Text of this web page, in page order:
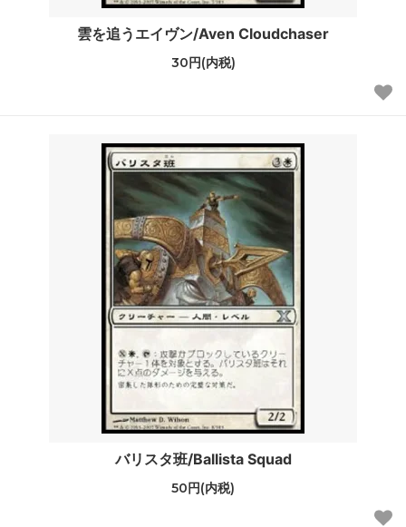
雲を追うエイヴン/Aven Cloudchaser
30円(内税)
バリスタ班/Ballista Squad
50円(内税)